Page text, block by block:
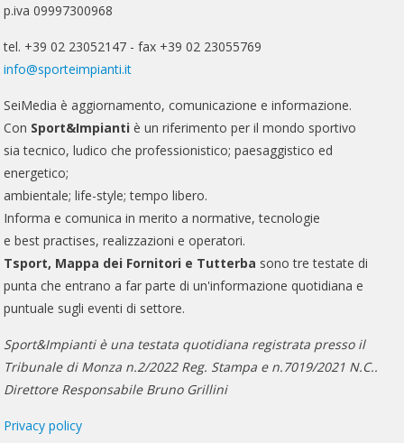
p.iva 09997300968
tel. +39 02 23052147 - fax +39 02 23055769
info@sporteimpianti.it
SeiMedia è aggiornamento, comunicazione e informazione.
Con Sport&Impianti è un riferimento per il mondo sportivo
sia tecnico, ludico che professionistico; paesaggistico ed
energetico;
ambientale; life-style; tempo libero.
Informa e comunica in merito a normative, tecnologie
e best practises, realizzazioni e operatori.
Tsport, Mappa dei Fornitori e Tutterba sono tre testate di
punta che entrano a far parte di un'informazione quotidiana e
puntuale sugli eventi di settore.
Sport&Impianti è una testata quotidiana registrata presso il
Tribunale di Monza n.2/2022 Reg. Stampa e n.7019/2021 N.C..
Direttore Responsabile Bruno Grillini
Privacy policy